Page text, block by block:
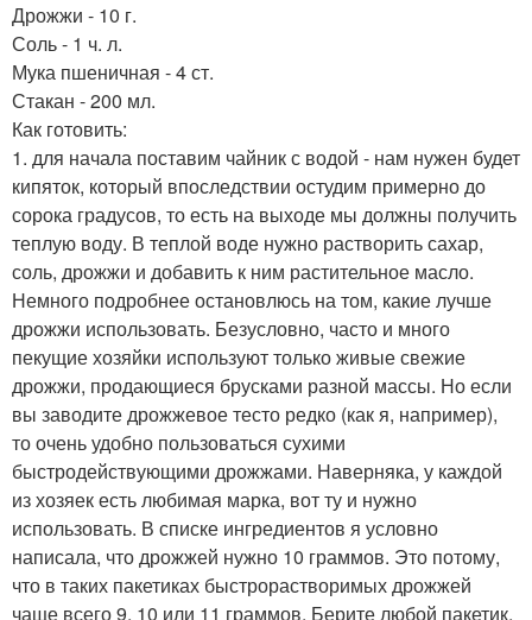
Дрожжи - 10 г.
Соль - 1 ч. л.
Мука пшеничная - 4 ст.
Стакан - 200 мл.
Как готовить:
1. для начала поставим чайник с водой - нам нужен будет
кипяток, который впоследствии остудим примерно до
сорока градусов, то есть на выходе мы должны получить
теплую воду. В теплой воде нужно растворить сахар,
соль, дрожжи и добавить к ним растительное масло.
Немного подробнее остановлюсь на том, какие лучше
дрожжи использовать. Безусловно, часто и много
пекущие хозяйки используют только живые свежие
дрожжи, продающиеся брусками разной массы. Но если
вы заводите дрожжевое тесто редко (как я, например),
то очень удобно пользоваться сухими
быстродействующими дрожжами. Наверняка, у каждой
из хозяек есть любимая марка, вот ту и нужно
использовать. В списке ингредиентов я условно
написала, что дрожжей нужно 10 граммов. Это потому,
что в таких пакетиках быстрорастворимых дрожжей
чаще всего 9, 10 или 11 граммов. Берите любой пакетик,